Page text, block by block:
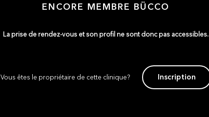
ENCORE MEMBRE BÜCCO
La prise de rendez-vous et son profil ne sont donc pas accessibles.
Vous êtes le propriétaire de cette clinique? Inscription